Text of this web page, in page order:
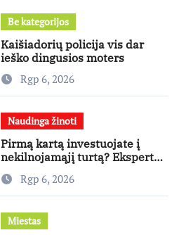
Be kategorijos
Kaišiadorių policija vis dar
ieško dingusios moters
Rgp 6, 2026
Naudinga žinoti
Pirmą kartą investuojate į
nekilnojamąjį turtą? Ekspertas
pataria, kaip pasirinkti būstą,
kuris generuos grąžą
Rgp 6, 2026
Miestas